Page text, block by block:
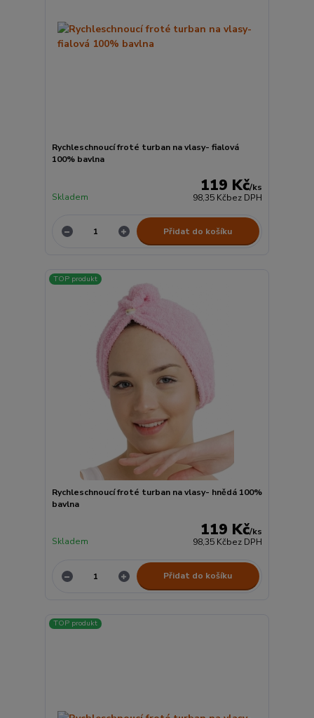
Rychleschnoucí froté turban na vlasy- fialová
100% bavlna
119 Kč/ks
98,35 Kčbez DPH
Skladem
Přidat do košíku
TOP produkt
Rychleschnoucí froté turban na vlasy- hnědá 100%
bavlna
119 Kč/ks
98,35 Kčbez DPH
Skladem
Přidat do košíku
TOP produkt